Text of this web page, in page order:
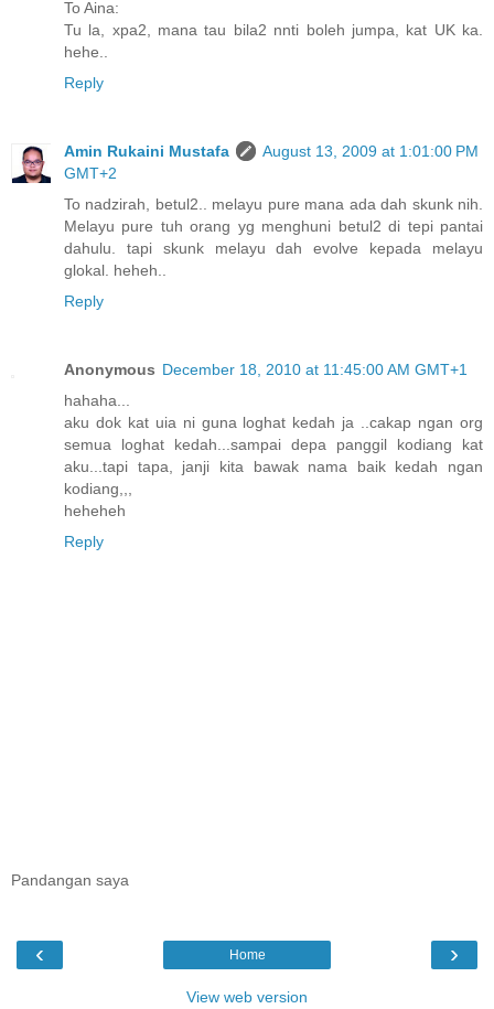
To Aina:
Tu la, xpa2, mana tau bila2 nnti boleh jumpa, kat UK ka.
hehe..
Reply
Amin Rukaini Mustafa
August 13, 2009 at 1:01:00 PM
GMT+2
To nadzirah, betul2.. melayu pure mana ada dah skunk nih.
Melayu pure tuh orang yg menghuni betul2 di tepi pantai
dahulu. tapi skunk melayu dah evolve kepada melayu
glokal. heheh..
Reply
Anonymous December 18, 2010 at 11:45:00 AM GMT+1
hahaha...
aku dok kat uia ni guna loghat kedah ja ..cakap ngan org
semua loghat kedah...sampai depa panggil kodiang kat
aku...tapi tapa, janji kita bawak nama baik kedah ngan
kodiang,,,
heheheh
Reply
Pandangan saya
‹ ›
Home
View web version